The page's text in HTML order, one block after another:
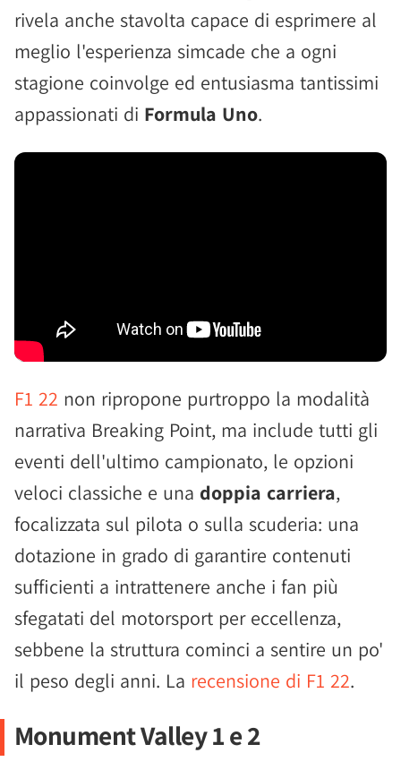
rivela anche stavolta capace di esprimere al
meglio l'esperienza simcade che a ogni
stagione coinvolge ed entusiasma tantissimi
appassionati di Formula Uno.
F1 22 non ripropone purtroppo la modalità
narrativa Breaking Point, ma include tutti gli
eventi dell'ultimo campionato, le opzioni
veloci classiche e una doppia carriera,
focalizzata sul pilota o sulla scuderia: una
dotazione in grado di garantire contenuti
sufficienti a intrattenere anche i fan più
sfegatati del motorsport per eccellenza,
sebbene la struttura cominci a sentire un po'
il peso degli anni. La recensione di F1 22.
Monument Valley 1 e 2